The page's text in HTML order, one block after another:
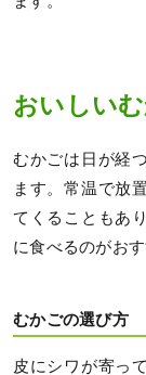
おいしい
むかごは日が経
ます。常温で放
てくることもあ
に食べるのがおす
むかごの選び方
皮にシワが寄っ